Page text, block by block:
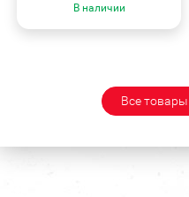
В наличии
Все